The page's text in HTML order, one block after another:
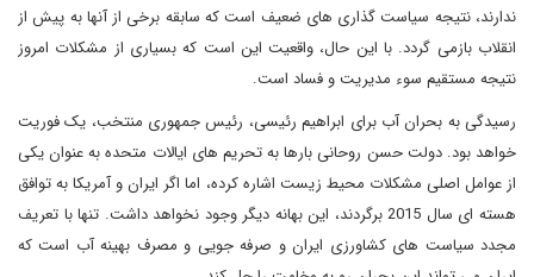
ندارند، نتیجه سیاست گذاری های ضعیف است که سابقه برخی از آنها به پیش از
انقلاب بازمی گردد. با این حال، واقعیت این است که بسیاری از مشکلات امروز
نتیجه مستقیم سوء مدیریت و فساد است.
رسیدگی به بحران آب برای ابراهیم رئیسی، رئیس جمهوری منتخب، یک فوریت
خواهد بود. دولت حسن روحانی بارها به تحریم های ایالات متحده به عنوان یکی
از عوامل اصلی مشکلات محیط زیست اشاره کرده، اما اگر ایران و آمریکا به توافق
هسته ای سال 2015 برگردند، این بهانه دیگر وجود نخواهد داشت. تنها با تعریف
مجدد سیاست های کشاورزی ایران و صرفه جویی و مصرف بهینه آب است که